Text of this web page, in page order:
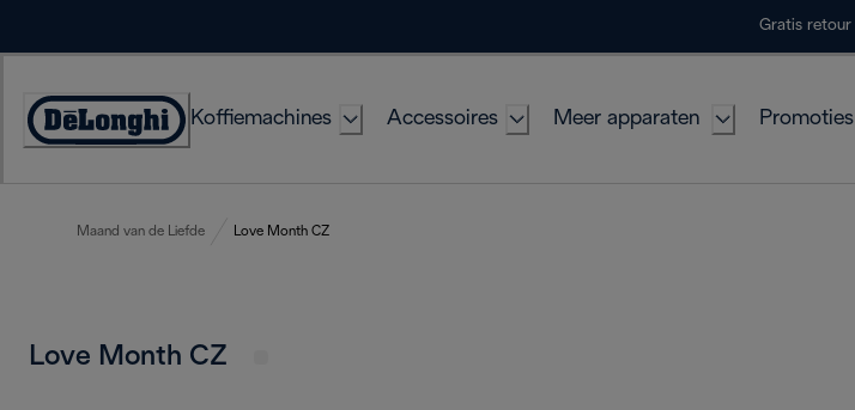
Gratis retour
Accessibility
Koffiemachines Accessoires Meer apparaten Promoties
Maand van de Liefde Love Month CZ
Love Month CZ